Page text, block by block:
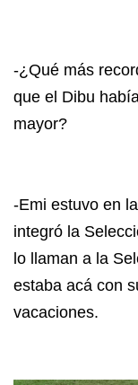
-¿Qué más
que el Dibu
mayor?
-Emi estuvo en
integró la
lo llaman a la
estaba acá con
vacaciones.